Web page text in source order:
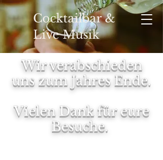
Cocktailbar &
Live Musik
Wir verabschieden
uns zum Jahres Ende.
Vielen Dank für eure
Besuche.